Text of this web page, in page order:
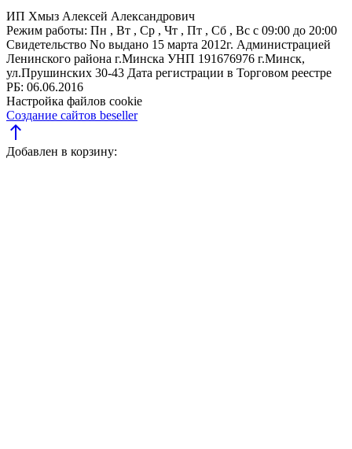
ИП Хмыз Алексей Александрович
Режим работы: Пн , Вт , Ср , Чт , Пт , Сб , Вс c 09:00 до 20:00
Свидетельство No выдано 15 марта 2012г. Администрацией
Ленинского района г.Минска УНП 191676976 г.Минск,
ул.Прушинских 30-43 Дата регистрации в Торговом реестре
РБ: 06.06.2016
Настройка файлов cookie
Создание сайтов beseller
north
Добавлен в корзину: